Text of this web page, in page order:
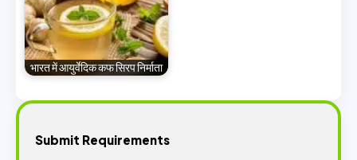
भारत में आयुर्वेदिक कफ सिरप निर्माता
Submit Requirements